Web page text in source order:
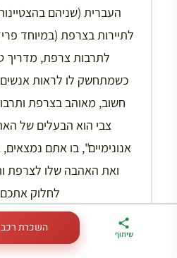
העברית (שניהם
לתיירות בצרפת (במיוחד
לתרבות צרפת, מדריך
כשמתחשק לו לראות אנשים
חשוב, מאוהב בצרפת
צבי הוא הבעלים של
אנונימיים", בו אתם
ואת האהבה שלו לצרפת
לחלוק אתכם
ארגז הכלים שלי
לטיול בצרפת
מדריך פריז
במתנה
שיתוף השכרת רכב